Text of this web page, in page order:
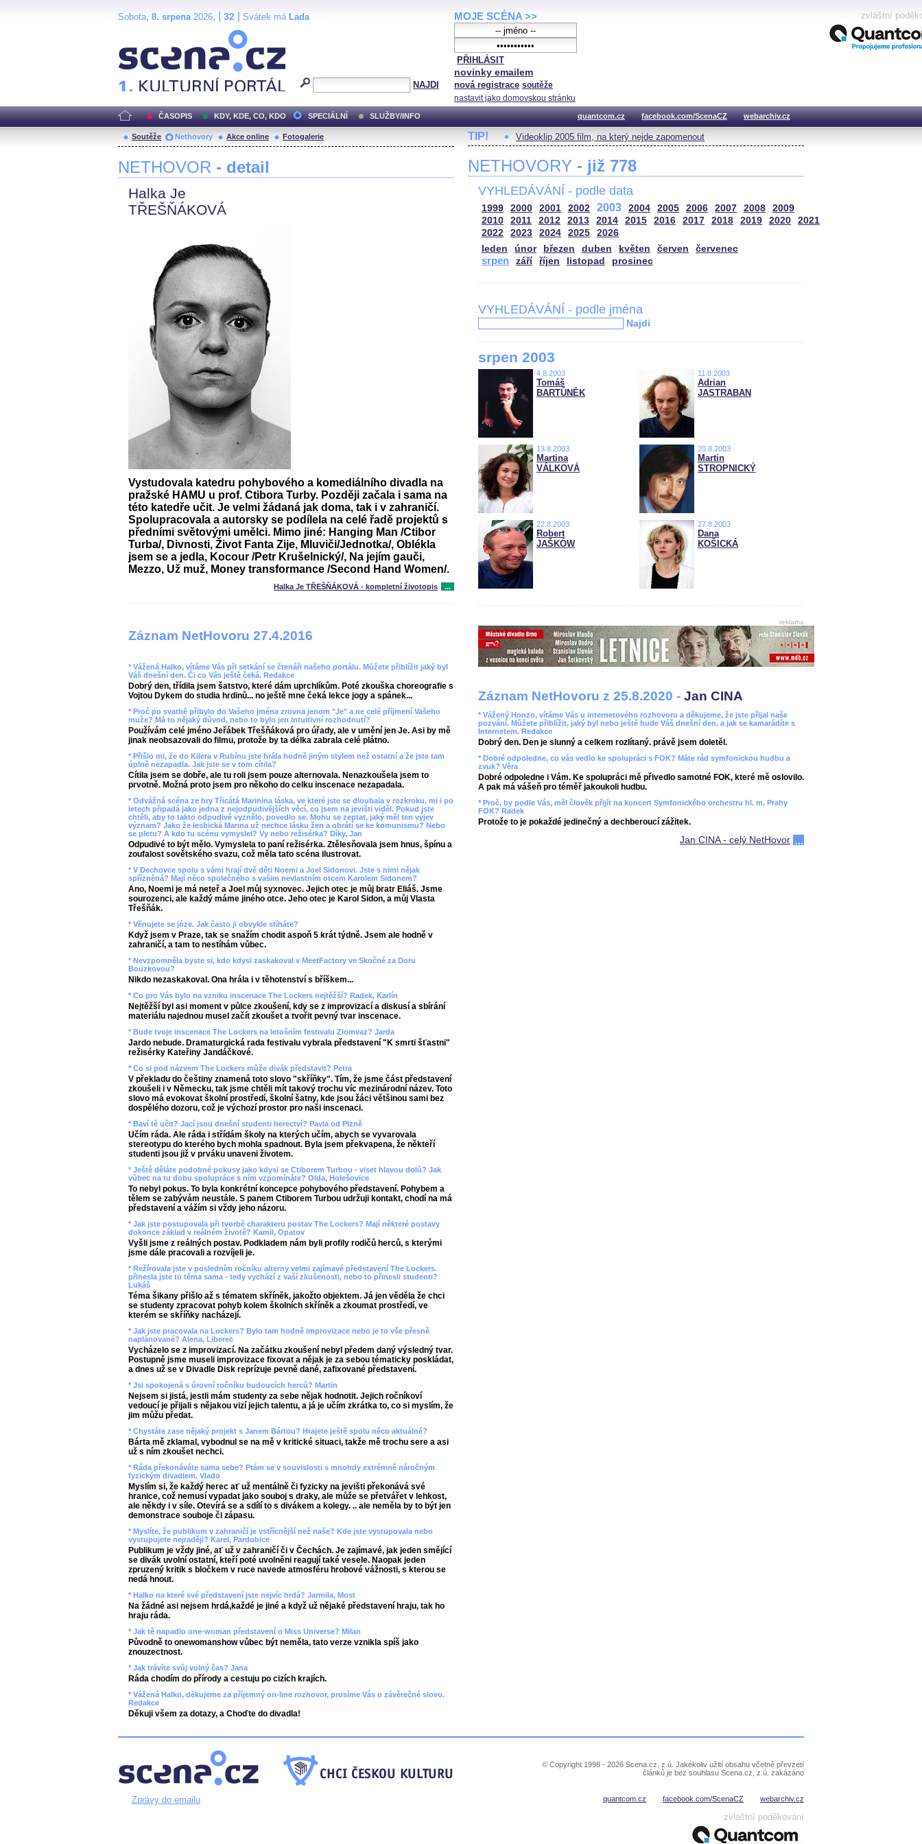
Sobota, 8. srpena2026, | 32 Svátek má Lada
NAJDI
MOJE SCÉNA >>
PŘIHLÁSIT
novinky emailem
nová registrace soutěže
nastavit jako domovskou stránku
zvláštní
ČASOPIS KDY, KDE, CO, KDO SPECIÁLNÍ SLUŽBY/INFO quantcom.cz facebook.com/ScenaCZ webarchiv.cz
Soutěže Nethovory Akce online Fotogalerie
NETHOVOR - detail
Halka Je
TŘEŠŇÁKOVÁ
Vystudovala katedru pohybového a komediálního divadla na
pražské HAMU u prof. Ctibora Turby. Později začala i sama na
této katedře učit. Je velmi žádaná jak doma, tak i v zahraničí.
Spolupracovala a autorsky se podílela na celé řadě projektů s
předními světovými umělci. Mimo jiné: Hanging Man /Ctibor
Turba/, Divnosti, Život Fanta Zije, Mluviči/Jednotka/, Oblékla
jsem se a jedla, Kocour /Petr Krušelnický/, Na jejím gauči,
Mezzo, Už muž, Money transformance /Second Hand Women/.
Halka Je TŘEŠŇÁKOVÁ - kompletní životopis ...
Záznam NetHovoru 27.4.2016
* Vážená Halko, vítáme Vás při setkání se čtenáři našeho portálu. Můžete přiblížit jaký byl
Váš dnešní den. Či co Vás ještě čeká. Redakce
Dobrý den, třídila jsem šatstvo, které dám uprchlíkům. Poté zkouška choreografie s
Vojtou Dykem do studia hrdinů... no ještě mne čeká lekce jogy a spánek...
* Proč po svatbě přibylo do Vašeho jména zrovna jenom "Je" a ne celé příjmení Vašeho
muže? Má to nějaký důvod, nebo to bylo jen intuitivní rozhodnutí?
Používám celé jméno Jeřábek Třešňáková pro úřady, ale v umění jen Je. Asi by mě
jinak neobsazovali do filmu, protože by ta délka zabrala celé plátno.
* Přišlo mi, že do Kilera v Rubínu jste hrála hodně jiným stylem než ostatní a že jste tam
úplně nezapadla. Jak jste se v tom cítila?
Cítila jsem se dobře, ale tu roli jsem pouze alternovala. Nenazkoušela jsem to
prvotně. Možná proto jsem pro někoho do celku inscenace nezapadala.
* Odvážná scéna ze hry Třicátá Marinina láska, ve které jste se dloubala v rozkroku, mi i po
letech připadá jako jedna z nejodpudivějších věcí, co jsem na jevišti viděl. Pokud jste
chtěli, aby to takto odpudivě vyznělo, povedlo se. Mohu se zeptat, jaký měl ten výjev
význam? Jako že lesbická Marina už nechce lásku žen a obrátí se ke komunismu? Nebo
se pletu? A kdo tu scénu vymyslel? Vy nebo režisérka? Díky, Jan
Odpudivé to být mělo. Vymyslela to paní režisérka. Ztělesňovala jsem hnus, špínu a
zoufalost sovětského svazu, což měla tato scéna ilustrovat.
* V Dechovce spolu s vámi hrají dvě děti Noemi a Joel Sidonovi. Jste s nimi nějak
spřízněná? Mají něco společného s vašim nevlastním otcem Karolem Sidonem?
Ano, Noemi je má neteř a Joel můj syxnovec. Jejich otec je můj bratr Eliáš. Jsme
sourozenci, ale každý máme jiného otce. Jeho otec je Karol Sidon, a můj Vlasta
Třešňák.
* Věnujete se józe. Jak často ji obvykle stíháte?
Když jsem v Praze, tak se snažím chodit aspoň 5 krát týdně. Jsem ale hodně v
zahraničí, a tam to nestíhám vůbec.
* Nevzpomněla byste si, kdo kdysi zaskakoval v MeetFactory ve Skočné za Doru
Bouzkovou?
Nikdo nezaskakoval. Ona hrála i v těhotenství s bříškem...
* Co pro Vás bylo na vzniku inscenace The Lockers nejtěžší? Radek, Karlín
Nejtěžší byl asi moment v půlce zkoušení, kdy se z improvizací a diskusí a sbírání
materiálu najednou musel začít zkoušet a tvořit pevný tvar inscenace.
* Bude tvoje inscenace The Lockers na letošním festivalu Zlomvaz? Jarda
Jardo nebude. Dramaturgická rada festivalu vybrala představení "K smrti šťastni"
režisérky Kateřiny Jandáčkové.
* Co si pod názvem The Lockers může divák představit? Petra
V překladu do češtiny znamená toto slovo "skříňky". Tím, že jsme část představení
zkoušeli i v Německu, tak jsme chtěli mít takový trochu víc mezinárodní název. Toto
slovo má evokovat školní prostředí, školní šatny, kde jsou žáci většinou sami bez
dospělého dozoru, což je výchozí prostor pro naši inscenaci.
* Baví tě učit? Jací jsou dnešní studenti herectví? Pavla od Plzně
Učím ráda. Ale ráda i střídám školy na kterých učím, abych se vyvarovala
stereotypu do kterého bych mohla spadnout. Byla jsem překvapena, že někteří
studenti jsou již v prváku unaveni životem.
* Ještě děláte podobné pokusy jako kdysi se Ctiborem Turbou - viset hlavou dolů? Jak
vůbec na tu dobu spolupráce s ním vzpomínáte? Olda, Holešovice
To nebyl pokus. To byla konkrétní koncepce pohybového představení. Pohybem a
tělem se zabývám neustále. S panem Ctiborem Turbou udržuji kontakt, chodí na má
představení a vážím si vždy jeho názoru.
* Jak jste postupovala při tvorbě charakteru postav The Lockers? Mají některé postavy
dokonce základ v reálném životě? Kamil, Opatov
Vyšli jsme z reálných postav. Podkladem nám byli profily rodičů herců, s kterými
jsme dále pracovali a rozvíjeli je.
* Režírovala jste v posledním ročníku alterny velmi zajímavé představení The Lockers.
přinesla jste to téma sama - tedy vychází z vaší zkušenosti, nebo to přinesli studenti?
Lukáš
Téma šikany přišlo až s tématem skříněk, jakožto objektem. Já jen věděla že chci
se studenty zpracovat pohyb kolem školních skříněk a zkoumat prostředí, ve
kterém se skříňky nacházejí.
* Jak jste pracovala na Lockers? Bylo tam hodně improvizace nebo je to vše přesně
naplánované? Alena, Liberec
Vycházelo se z improvizací. Na začátku zkoušení nebyl předem daný výsledný tvar.
Postupně jsme museli improvizace fixovat a nějak je za sebou tématicky poskládat,
a dnes už se v Divadle Disk reprízuje pevně dané, zafixované představení.
* Jsi spokojená s úrovní ročníku budoucích herců? Martin
Nejsem si jistá, jestli mám studenty za sebe nějak hodnotit. Jejich ročníkoví
vedoucí je přijali s nějakou vizí jejich talentu, a já je učím zkrátka to, co si myslím, že
jim můžu předat.
* Chystáte zase nějaký projekt s Janem Bártou? Hrajete ještě spolu něco aktuálně?
Bárta mě zklamal, vybodnul se na mě v kritické situaci, takže mě trochu sere a asi
už s ním zkoušet nechci.
* Ráda překonáváte sama sebe? Ptám se v souvislosti s mnohdy extrémně náročným
fyzickým divadlem. Vlado
Myslím si, že každý herec ať už mentálně či fyzicky na jevišti překonává své
hranice, což nemusí vypadat jako souboj s draky, ale může se přetvářet v lehkost,
ale někdy i v síle. Otevírá se a sdílí to s divákem a kolegy. .. ale neměla by to být jen
demonstrace souboje či zápasu.
* Myslíte, že publikum v zahraničí je vstřícnější než naše? Kde jste vystupovala nebo
vystupujete nejraději? Karel, Pardubice
Publikum je vždy jiné, ať už v zahraničí či v Čechách. Je zajímavé, jak jeden smějící
se divák uvolní ostatní, kteří poté uvolněni reagují také vesele. Naopak jeden
zpruzený kritik s bločkem v ruce navede atmosféru hrobové vážnosti, s kterou se
nedá hnout.
* Halko na které své představení jste nejvíc hrdá? Jarmila, Most
Na žádné asi nejsem hrdá,každé je jiné a když už nějaké představení hraju, tak ho
hraju ráda.
* Jak tě napadlo one-woman představení o Miss Universe? Milan
Původně to onewomanshow vůbec být neměla, tato verze vznikla spíš jako
znouzectnost.
* Jak trávíte svůj volný čas? Jana
Ráda chodím do přírody a cestuju po cizích krajích.
* Vážená Halko, děkujeme za příjemný on-line rozhovor, prosíme Vás o závěrečné slovo.
Redakce
Děkuji všem za dotazy, a Choďte do divadla!
TIP! Videoklip 2005 film, na který nejde zapomenout
NETHOVORY - již 778
VYHLEDÁVÁNÍ - podle data
1999 2000 2001 2002 2003 2004 2005 2006 2007 2008
2009
2010
2011 2012 2013 2014 2015 2016 2017 2018 2019 2020
2021
2022
2023 2024 2025
2026
leden
únor březen duben květen červen červenec
srpen září říjen listopad prosinec
VYHLEDÁVÁNÍ - podle jména
Najdi
srpen 2003
4.8.2003
Tomáš
BARTŮNĚK
11.8.2003
Adrian
JASTRABAN
13.8.2003
Martina
VÁLKOVÁ
20.8.2003
Martin
STROPNICKÝ
22.8.2003
Robert
JAŠKÓW
27.8.2003
Dana
KOŠICKÁ
reklama
Záznam NetHovoru z 25.8.2020 - Jan CINA
* Vážený Honzo, vítáme Vás u internetového rozhovoru a děkujeme, že jste přijal naše
pozvání. Můžete přiblížit, jaký byl nebo ještě bude Váš dnešní den, a jak se kamarádíte s
Internetem. Redakce
Dobrý den. Den je slunný a celkem rozlítaný. právě jsem doletěl.
* Dobré odpoledne, co vás vedlo ke spolupráci s FOK? Máte rád symfonickou hudbu a
zvuk? Věra
Dobré odpoledne i Vám. Ke spolupráci mě přivedlo samotné FOK, které mě oslovilo.
A pak má vášeň pro téměř jakoukoli hudbu.
* Proč, by podle Vás, měl člověk přijít na koncert Symfonického orchestru hl. m. Prahy
FOK? Radek
Protože to je pokaždé jedinečný a dechberoucí zážitek.
Jan CINA - celý NetHovor
© Copyright 1998 - 2026 Scena.cz, z.ú. Jakékoliv užití obsahu včetně převzetí
článků je bez souhlasu Scena.cz, z.ú. zakázáno
Zprávy do emailu quantcom.cz facebook.com/ScenaCZ webarchiv.cz
zvláštní poděkování